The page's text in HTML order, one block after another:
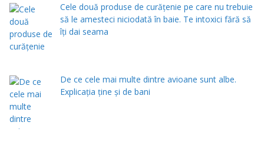
Cele două produse de curăţenie pe care nu trebuie
să le amesteci niciodată în baie. Te intoxici fără să
îţi dai seama
De ce cele mai multe dintre avioane sunt albe.
Explicația ține și de bani